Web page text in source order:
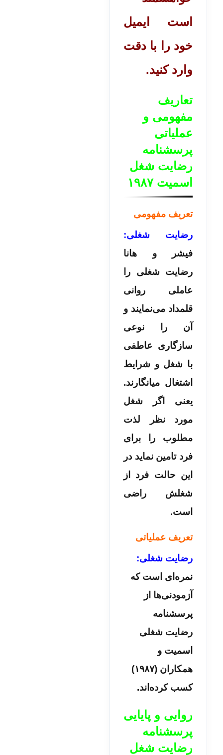
است ایمیل
خود را با دقت
وارد کنید.
تعاریف
مفهومی و
عملیاتی
پرسشنامه
رضایت شغل
اسمیت ۱۹۸۷
تعریف مفهومی
رضایت شغلی:
فیشر و هانا
رضایت شغلى را
عاملى روانی
قلمداد می­‌نمایند و
آن را نوعى
سازگارى عاطفى
با شغل و شرایط
اشتغال می­انگارند.
یعنی اگر شغل
مورد نظر لذت
مطلوب را برای
فرد تامین نماید در
این حالت فرد از
شغلش راضی
است.
تعریف عملیاتی
رضایت شغلی:
نمره‌ای است که
آزمودنی‌ها از
پرسشنامه
رضایت شغلی
اسمیت و
همکاران (۱۹۸۷)
کسب کرده‌اند.
روایی و پایایی
پرسشنامه
رضایت شغل